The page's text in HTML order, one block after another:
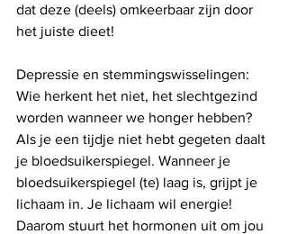
dat deze (deels) omkeerbaar zijn door
het juiste dieet!
Depressie en stemmingswisselingen:
Wie herkent het niet, het slechtgezind
worden wanneer we honger hebben?
Als je een tijdje niet hebt gegeten daalt
je bloedsuikerspiegel. Wanneer je
bloedsuikerspiegel (te) laag is, grijpt je
lichaam in. Je lichaam wil energie!
Daarom stuurt het hormonen uit om jou